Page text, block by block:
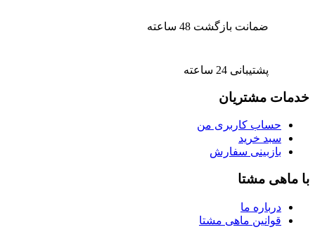
ضمانت بازگشت 48 ساعته
پشتیبانی 24 ساعته
خدمات مشتریان
حساب کاربری من
سبد خرید
بازبینی سفارش
با ماهی مشتا
درباره ما
قوانین ماهی مشتا